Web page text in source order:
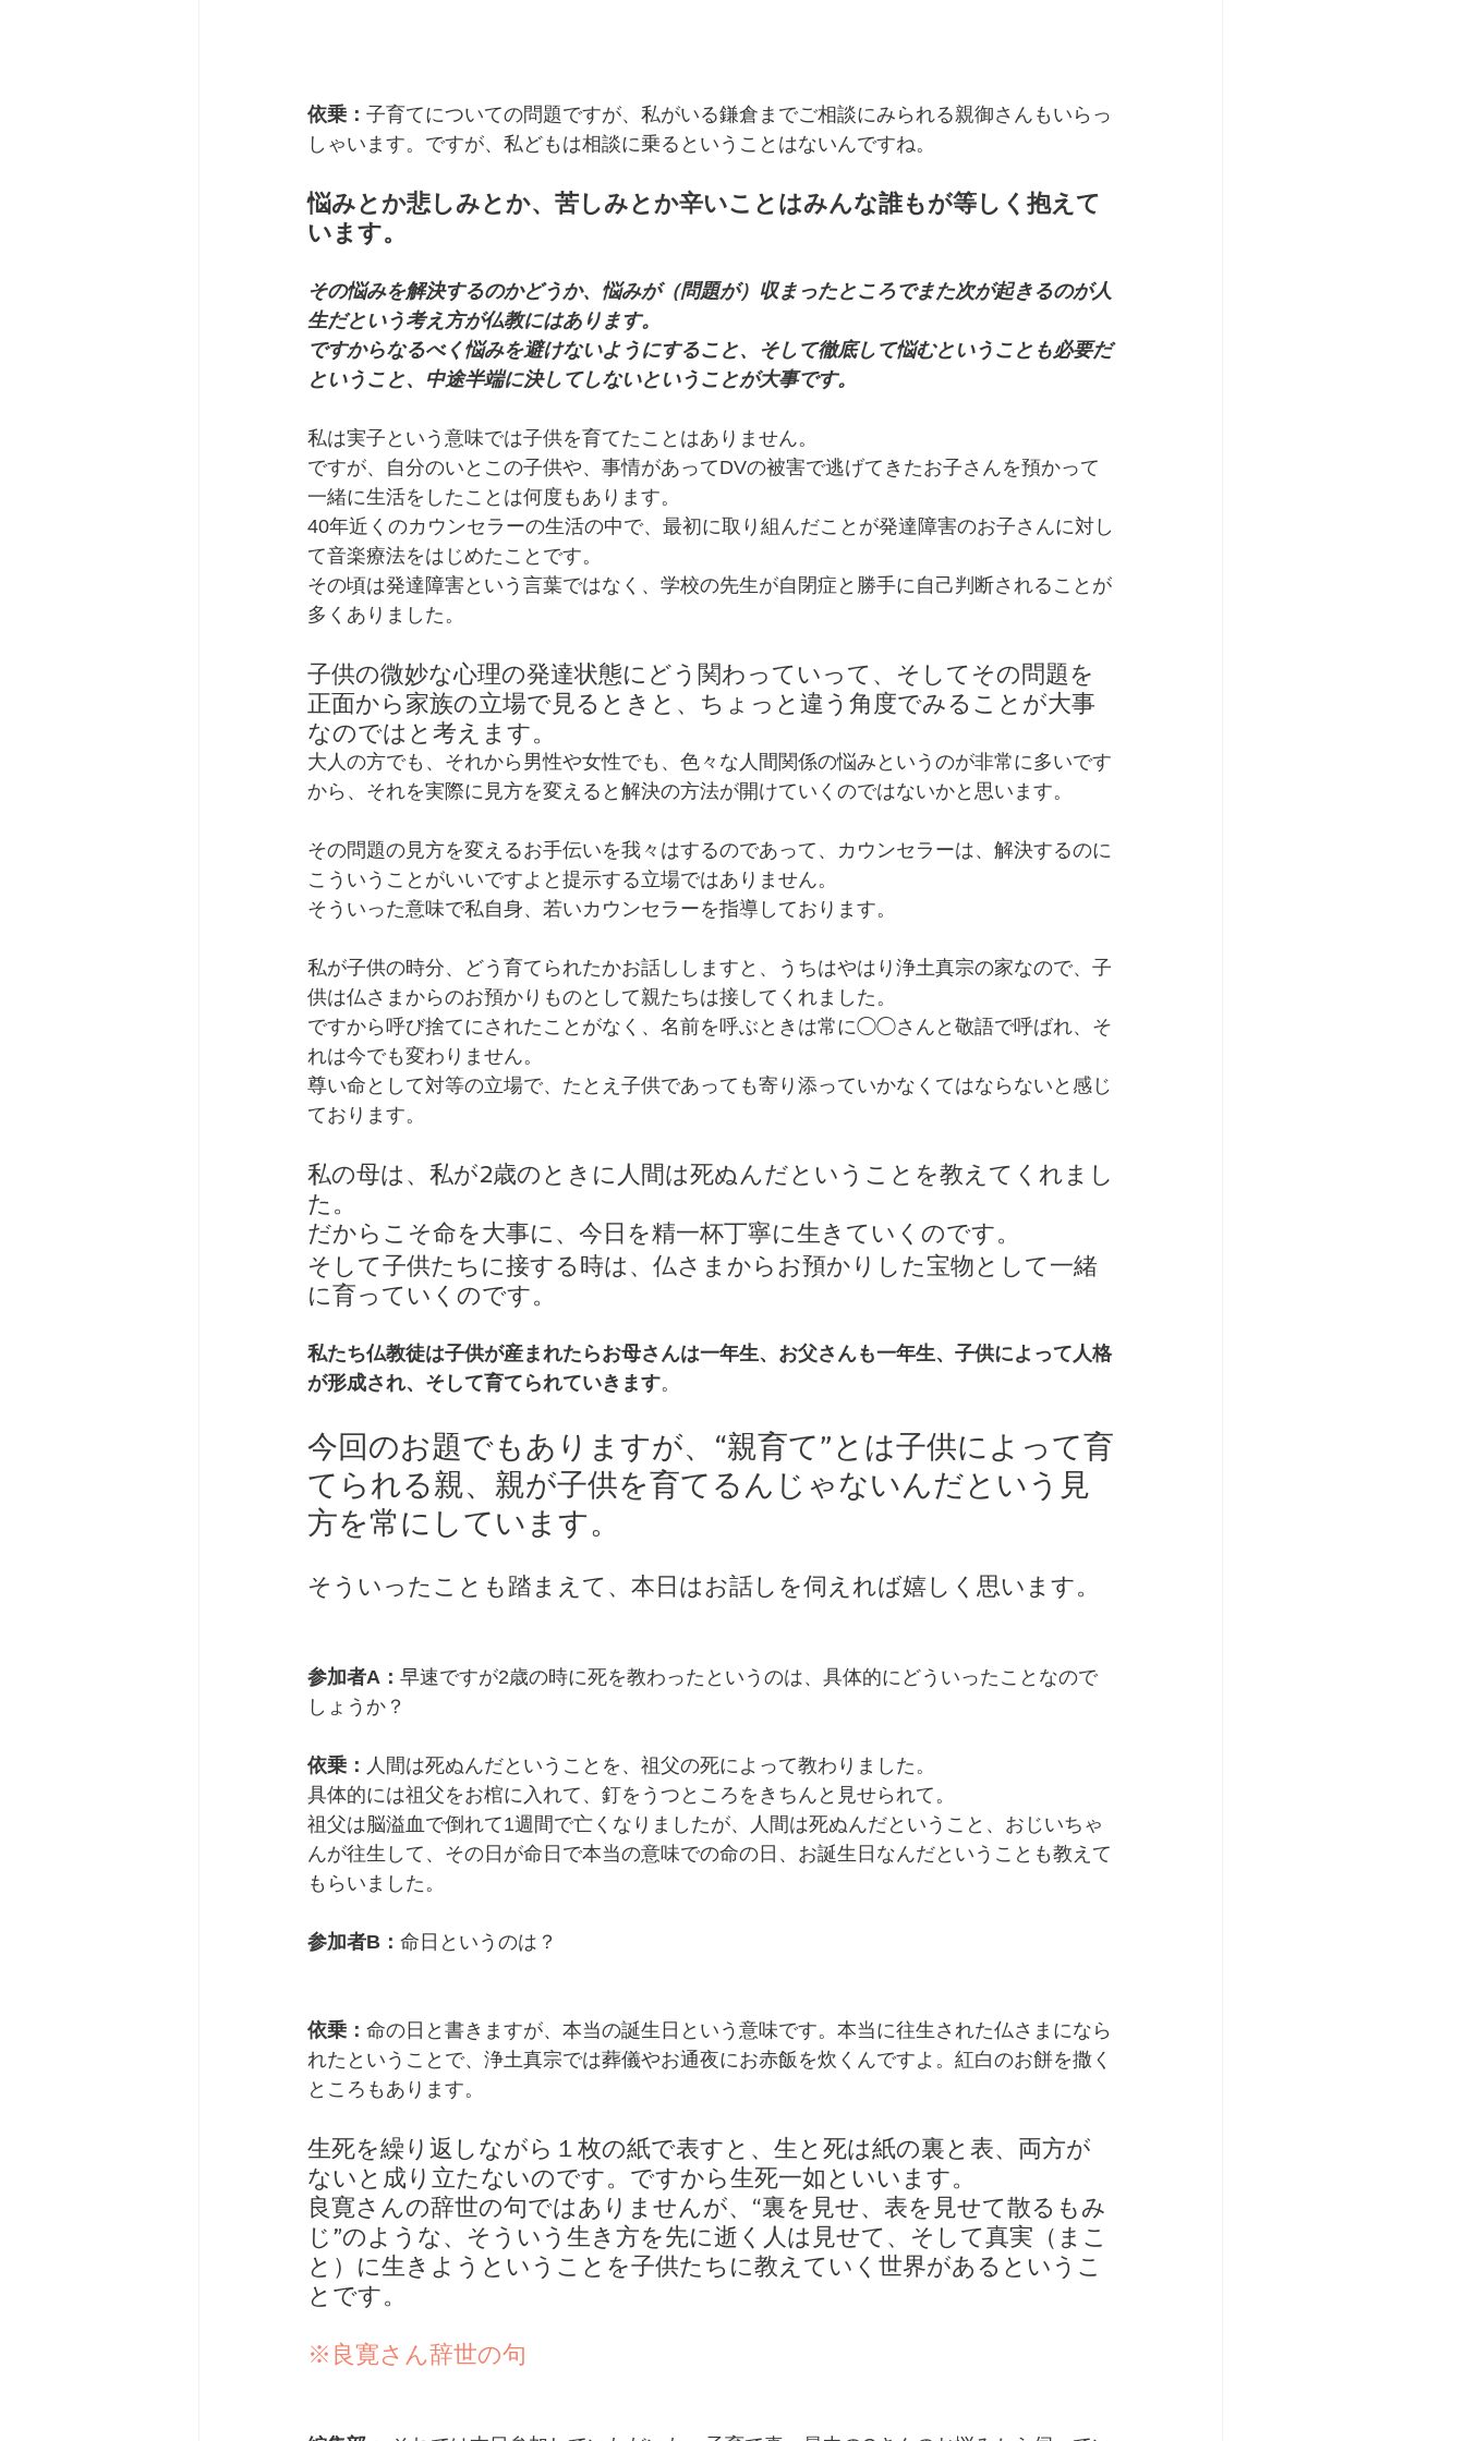
依乗： 子育てについての問題ですが、私がいる鎌倉までご相談にみられる親御さんもいらっ
しゃいます。ですが、私どもは相談に乗るということはないんですね。
悩みとか悲しみとか、苦しみとか辛いことはみんな誰もが等しく抱えて
います。
その悩みを解決するのかどうか、悩みが（問題が）収まったところでまた次が起きるのが人
生だという考え方が仏教にはあります。
ですからなるべく悩みを避けないようにすること、そして徹底して悩むということも必要だ
ということ、中途半端に決してしないということが大事です。
私は実子という意味では子供を育てたことはありません。
ですが、自分のいとこの子供や、事情があってDVの被害で逃げてきたお子さんを預かって
一緒に生活をしたことは何度もあります。
40年近くのカウンセラーの生活の中で、最初に取り組んだことが発達障害のお子さんに対し
て音楽療法をはじめたことです。
その頃は発達障害という言葉ではなく、学校の先生が自閉症と勝手に自己判断されることが
多くありました。
子供の微妙な心理の発達状態にどう関わっていって、そしてその問題を
正面から家族の立場で見るときと、ちょっと違う角度でみることが大事
なのではと考えます。
大人の方でも、それから男性や女性でも、色々な人間関係の悩みというのが非常に多いです
から、それを実際に見方を変えると解決の方法が開けていくのではないかと思います。
その問題の見方を変えるお手伝いを我々はするのであって、カウンセラーは、解決するのに
こういうことがいいですよと提示する立場ではありません。
そういった意味で私自身、若いカウンセラーを指導しております。
私が子供の時分、どう育てられたかお話ししますと、うちはやはり浄土真宗の家なので、子
供は仏さまからのお預かりものとして親たちは接してくれました。
ですから呼び捨てにされたことがなく、名前を呼ぶときは常に◯◯さんと敬語で呼ばれ、そ
れは今でも変わりません。
尊い命として対等の立場で、たとえ子供であっても寄り添っていかなくてはならないと感じ
ております。
私の母は、私が2歳のときに人間は死ぬんだということを教えてくれまし
た。
だからこそ命を大事に、今日を精一杯丁寧に生きていくのです。
そして子供たちに接する時は、仏さまからお預かりした宝物として一緒
に育っていくのです。
私たち仏教徒は子供が産まれたらお母さんは一年生、お父さんも一年生、子供によって人格
が形成され、そして育てられていきます。
今回のお題でもありますが、“親育て”とは子供によって育
てられる親、親が子供を育てるんじゃないんだという見
方を常にしています。
そういったことも踏まえて、本日はお話しを伺えれば嬉しく思います。
参加者A： 早速ですが2歳の時に死を教わったというのは、具体的にどういったことなので
しょうか？
依乗： 人間は死ぬんだということを、祖父の死によって教わりました。
具体的には祖父をお棺に入れて、釘をうつところをきちんと見せられて。
祖父は脳溢血で倒れて1週間で亡くなりましたが、人間は死ぬんだということ、おじいちゃ
んが往生して、その日が命日で本当の意味での命の日、お誕生日なんだということも教えて
もらいました。
参加者B： 命日というのは？
依乗： 命の日と書きますが、本当の誕生日という意味です。本当に往生された仏さまになら
れたということで、浄土真宗では葬儀やお通夜にお赤飯を炊くんですよ。紅白のお餅を撒く
ところもあります。
生死を繰り返しながら１枚の紙で表すと、生と死は紙の裏と表、両方が
ないと成り立たないのです。ですから生死一如といいます。
良寛さんの辞世の句ではありませんが、“裏を見せ、表を見せて散るもみ
じ”のような、そういう生き方を先に逝く人は見せて、そして真実（まこ
と）に生きようということを子供たちに教えていく世界があるというこ
とです。
※良寛さん辞世の句